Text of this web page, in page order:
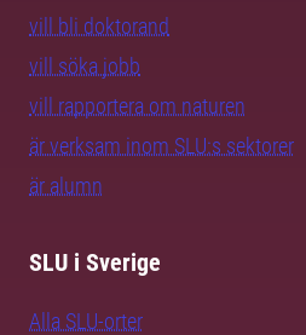
vill bli doktorand
vill söka jobb
vill rapportera om naturen
är verksam inom SLU:s sektorer
är alumn
SLU i Sverige
Alla SLU-orter